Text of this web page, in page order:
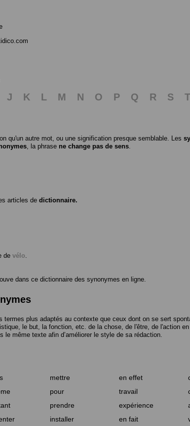
J K L M N O P Q R S T
qu'un autre mot, ou une signification presque semblable. Les
, la phrase ne change pas de sens
articles de dictionnaire.
de vélo
dans ce dictionnaire des synonymes en ligne.
termes plus adaptés au contexte que ceux dont on se sert
le but, la fonction, etc. de la chose, de l'être, de l'action
le même texte afin d’améliorer le style de sa rédaction.
mettre en effet
pour travail
prendre expérience
installer en fait